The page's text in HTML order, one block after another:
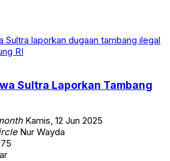
Sultra Laporkan Tambang
Kamis, 12 Jun 2025
Nur Wayda